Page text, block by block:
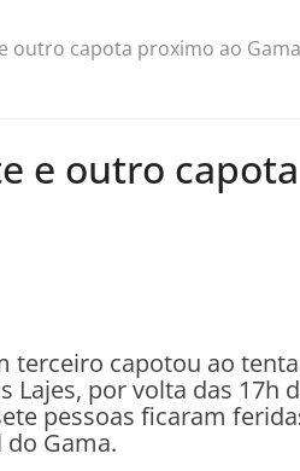
outro capota proximo ao Gama
e outro capota
terceiro capotou ao
Lajes, por volta das 17h
pessoas ficaram
Gama.